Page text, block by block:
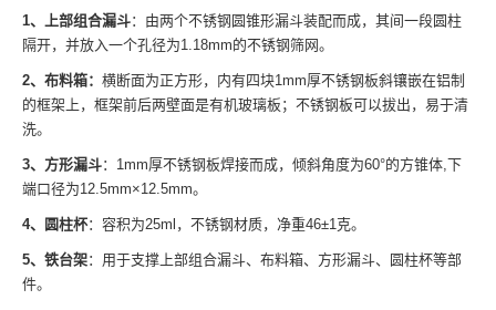
1、上部组合漏斗：由两个不锈钢圆锥形漏斗装配而成，其间一段圆柱
隔开，并放入一个孔径为1.18mm的不锈钢筛网。
2、布料箱： 横断面为正方形，内有四块1mm厚不锈钢板斜镶嵌在铝制
的框架上，框架前后两壁面是有机玻璃板；不锈钢板可以拔出，易于清
洗。
3、方形漏斗：1mm厚不锈钢板焊接而成，倾斜角度为60°的方锥体,下
端口径为12.5mm×12.5mm。
4、圆柱杯：容积为25ml，不锈钢材质，净重46±1克。
5、铁台架：用于支撑上部组合漏斗、布料箱、方形漏斗、圆柱杯等部
件。